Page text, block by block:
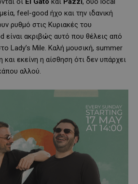
feel-good ήχο και την ιδανική
ρυθμό στις Κυριακές του
είναι ακριβώς αυτό που θέλεις από
Lady’s Mile. Καλή μουσική, summer
εκείνη η αίσθηση ότι δεν υπάρχει
αλλού.